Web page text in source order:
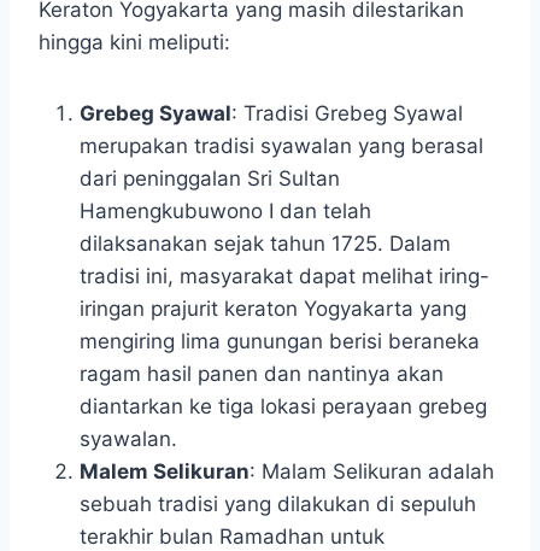
Keraton Yogyakarta yang masih dilestarikan
hingga kini meliputi:
Grebeg Syawal: Tradisi Grebeg Syawal
merupakan tradisi syawalan yang berasal
dari peninggalan Sri Sultan
Hamengkubuwono I dan telah
dilaksanakan sejak tahun 1725. Dalam
tradisi ini, masyarakat dapat melihat iring-
iringan prajurit keraton Yogyakarta yang
mengiring lima gunungan berisi beraneka
ragam hasil panen dan nantinya akan
diantarkan ke tiga lokasi perayaan grebeg
syawalan.
Malem Selikuran: Malam Selikuran adalah
sebuah tradisi yang dilakukan di sepuluh
terakhir bulan Ramadhan untuk